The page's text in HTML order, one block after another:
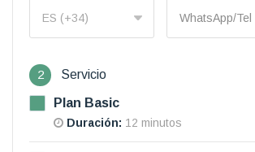
2 Servicio
Plan Basic
Duración: 12 minutos